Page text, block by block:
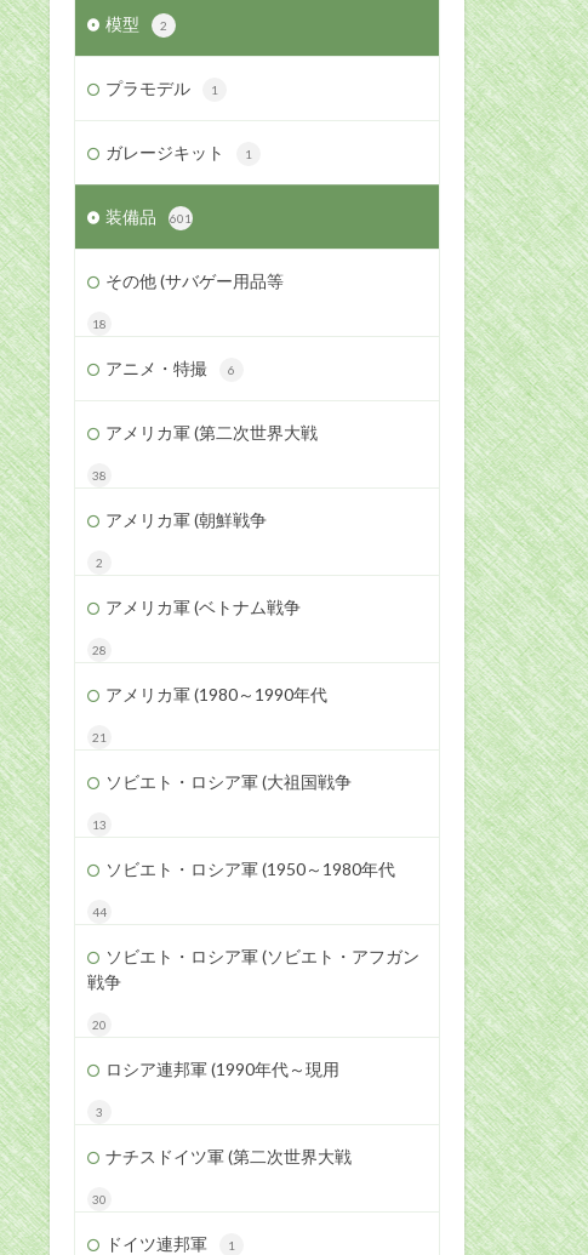
模型 2
プラモデル 1
ガレージキット 1
装備品 601
その他 (サバゲー用品等
18
アニメ・特撮 6
アメリカ軍 (第二次世界大戦
38
アメリカ軍 (朝鮮戦争
2
アメリカ軍 (ベトナム戦争
28
アメリカ軍 (1980～1990年代
21
ソビエト・ロシア軍 (大祖国戦争
13
ソビエト・ロシア軍 (1950～1980年代
44
ソビエト・ロシア軍 (ソビエト・アフガン
戦争
20
ロシア連邦軍 (1990年代～現用
3
ナチスドイツ軍 (第二次世界大戦
30
ドイツ連邦軍 1